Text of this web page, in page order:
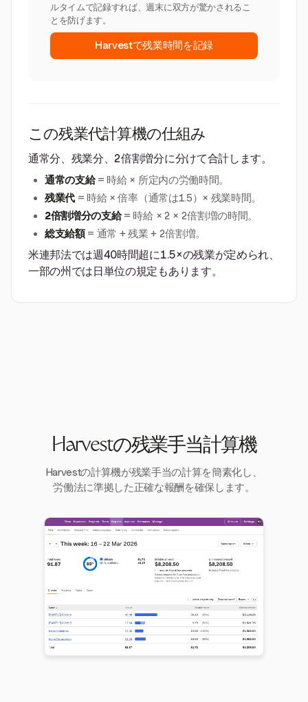
ルタイムで記録すれば、週末に双方が驚かされるこ
とを防げます。
Harvestで残業時間を記録
この残業代計算機の仕組み
通常分、残業分、2倍割増分に分けて合計します。
通常の支給= 時給 × 所定内の労働時間。
残業代 = 時給 × 倍率（通常は1.5）× 残業時間。
2倍割増分の支給= 時給 × 2 × 2倍割増の時間。
総支給額= 通常 + 残業 + 2倍割増。
米連邦法では週40時間超に1.5×の残業が定められ、
一部の州では日単位の規定もあります。
Harvestの残業手当計算機
Harvestの計算機が残業手当の計算を簡素化し、
労働法に準拠した正確な報酬を確保します。